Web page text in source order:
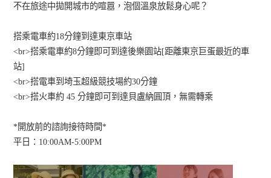
不在旅途中拋開城市的喧囂，泡個溫泉放鬆身心呢？
搭乘電車約18分鐘到達東京車站
<br>搭乘電車約8分鐘即可到達後樂園站[距離東京巨蛋最近的車
站]
<br>搭電車到埼玉超級競技場約30分鐘
<br>搭火車約 45 分鐘即可到達貝盧納圓頂，無需轉乘
*開放前的諮詢接待時間*
平日：10:00AM-5:00PM